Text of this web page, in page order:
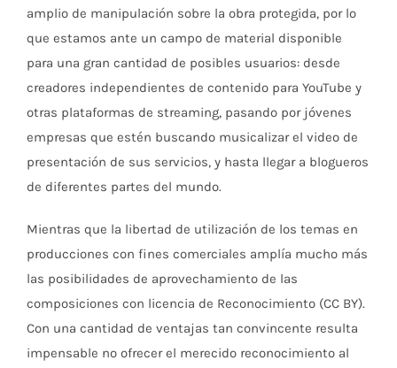
amplio de manipulación sobre la obra protegida, por lo
que estamos ante un campo de material disponible
para una gran cantidad de posibles usuarios: desde
creadores independientes de contenido para YouTube y
otras plataformas de streaming, pasando por jóvenes
empresas que estén buscando musicalizar el video de
presentación de sus servicios, y hasta llegar a blogueros
de diferentes partes del mundo.
Mientras que la libertad de utilización de los temas en
producciones con fines comerciales amplía mucho más
las posibilidades de aprovechamiento de las
composiciones con licencia de Reconocimiento (CC BY).
Con una cantidad de ventajas tan convincente resulta
impensable no ofrecer el merecido reconocimiento al